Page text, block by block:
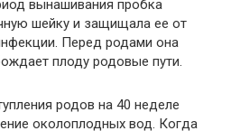
вынашивания пробка
шейку и защищала ее от
Перед родами она
плоду родовые пути.
родов на 40 неделе
околоплодных вод. Когда